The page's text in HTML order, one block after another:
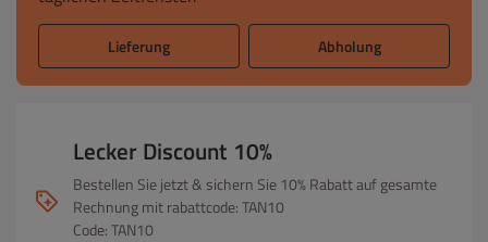
Lieferung Abholung
Lecker Discount 10%
Bestellen Sie jetzt & sichern Sie 10% Rabatt auf gesamte
Rechnung mit rabattcode: TAN10
Code: TAN10